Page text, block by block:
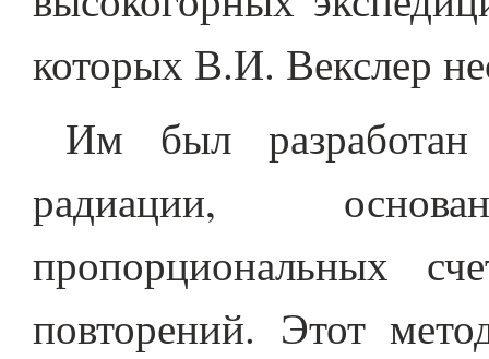
которых В.И. Векслер
Им был разработан
радиации,
пропорциональных
повторений. Этот